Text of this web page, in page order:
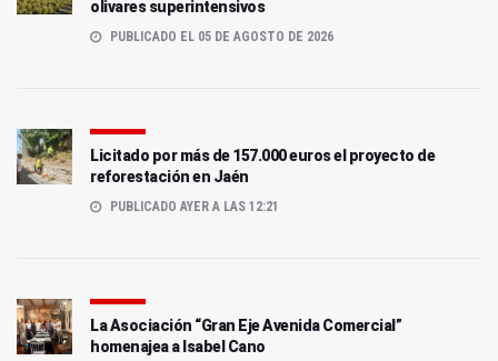
olivares superintensivos
PUBLICADO EL 05 DE AGOSTO DE 2026
Licitado por más de 157.000 euros el proyecto de
reforestación en Jaén
PUBLICADO AYER A LAS 12:21
La Asociación “Gran Eje Avenida Comercial”
homenajea a Isabel Cano